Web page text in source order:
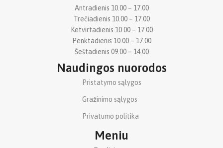
Antradienis 10.00 – 17.00
Trečiadienis 10.00 – 17.00
Ketvirtadienis 10.00 – 17.00
Penktadienis 10.00 – 17.00
Šeštadienis 09.00 – 14.00
Naudingos nuorodos
Pristatymo sąlygos
Gražinimo sąlygos
Privatumo politika
Meniu